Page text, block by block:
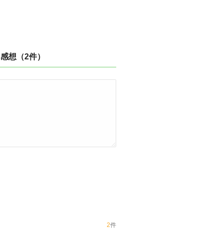
感想（2件）
2件